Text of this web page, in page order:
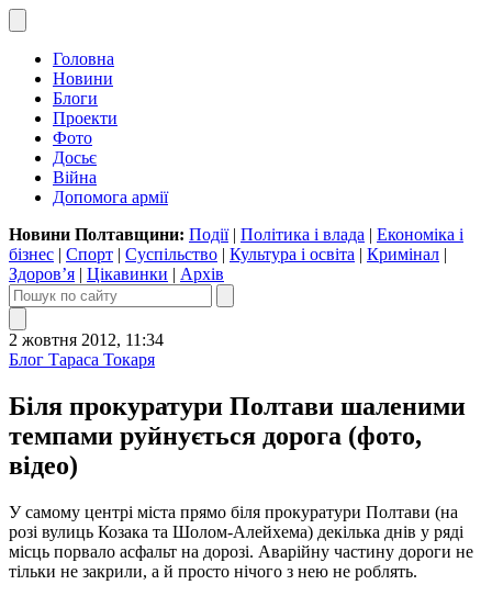
Головна
Новини
Блоги
Проекти
Фото
Досьє
Війна
Допомога армії
Новини Полтавщини: Події| Політика і влада | Економіка і
бізнес | Спорт | Суспільство | Культура і освіта | Кримінал |
Здоров’я | Цікавинки | Архів
2 жовтня 2012, 11:34
Блог Тараса Токаря
Біля прокуратури Полтави шаленими
темпами руйнується дорога (фото,
відео)
У самому центрі міста прямо біля прокуратури Полтави (на
розі вулиць Козака та Шолом-Алейхема) декілька днів у ряді
місць порвало асфальт на дорозі. Аварійну частину дороги не
тільки не закрили, а й просто нічого з нею не роблять.